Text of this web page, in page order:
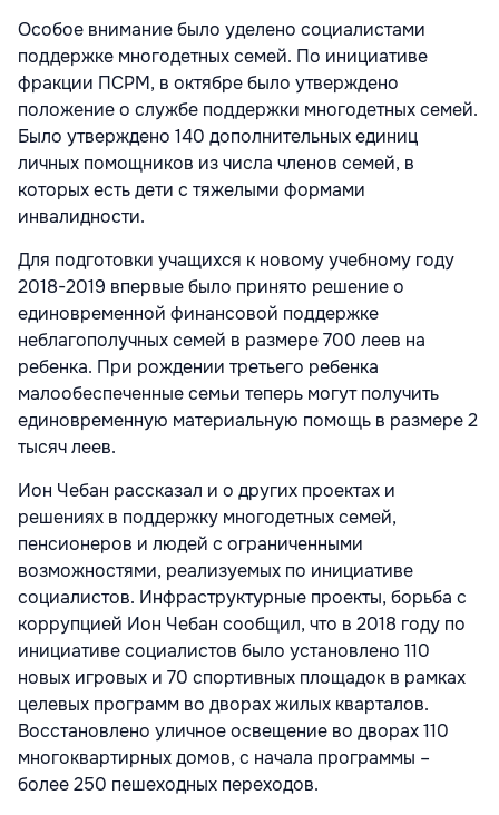
Особое внимание было уделено социалистами
поддержке многодетных семей. По инициативе
фракции ПСРМ, в октябре было утверждено
положение о службе поддержки многодетных семей.
Было утверждено 140 дополнительных единиц
личных помощников из числа членов семей, в
которых есть дети с тяжелыми формами
инвалидности.
Для подготовки учащихся к новому учебному году
2018-2019 впервые было принято решение о
единовременной финансовой поддержке
неблагополучных семей в размере 700 леев на
ребенка. При рождении третьего ребенка
малообеспеченные семьи теперь могут получить
единовременную материальную помощь в размере 2
тысяч леев.
Ион Чебан рассказал и о других проектах и
решениях в поддержку многодетных семей,
пенсионеров и людей с ограниченными
возможностями, реализуемых по инициативе
социалистов. Инфраструктурные проекты, борьба с
коррупцией Ион Чебан сообщил, что в 2018 году по
инициативе социалистов было установлено 110
новых игровых и 70 спортивных площадок в рамках
целевых программ во дворах жилых кварталов.
Восстановлено уличное освещение во дворах 110
многоквартирных домов, с начала программы –
более 250 пешеходных переходов.